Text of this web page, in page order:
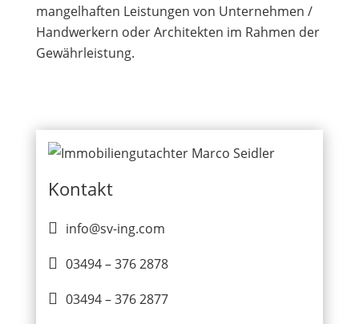
mangelhaften Leistungen von Unternehmen /
Handwerkern oder Architekten im Rahmen der
Gewährleistung.
Kontakt
 info@sv-ing.com
 03494 – 376 2878
 03494 – 376 2877